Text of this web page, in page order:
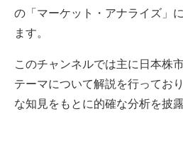
の「マーケット・アナライズ」
ます。
このチャンネルでは主に日本株
テーマについて解説を行ってお
な知見をもとに的確な分析を披